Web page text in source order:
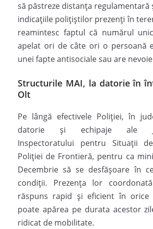
să păstreze distanța regulamentară
indicațiile polițiștilor prezenți în
reamintesc faptul că numărul
apelat ori de câte ori o persoană
unei fapte antisociale sau are
Structurile MAI, la datorie în
Olt
Pe lângă efectivele Poliției, în
datorie și echipaje ale
Inspectoratului pentru Situații
Poliției de Frontieră, pentru ca
Decembrie să se desfășoare în
condiții. Prezența lor
răspuns rapid și eficient în orice
poate apărea pe durata acestor
ridicat de mobilitate.